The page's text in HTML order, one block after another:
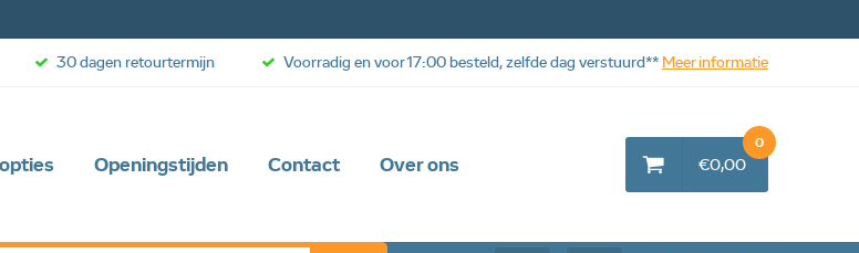
Openingstijden Contact Over ons €0,00
0
30 dagen retourtermijn Voorradig en voor 17:00 besteld, zelfde dag verstuurd** Meer informatie